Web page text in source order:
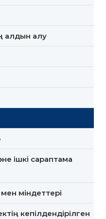
алдын алу
ішкі сараптама
мен міндеттері
кепілдендірілген